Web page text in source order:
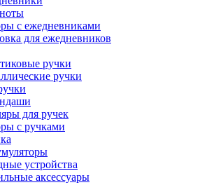
с ежедневниками
для ежедневников
ручки
ручки
для ручек
с ручками
устройства
аксессуары